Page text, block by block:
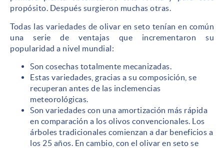
propósito. Después surgieron muchas otras.
Todas las variedades de olivar en seto tenían en común
una serie de ventajas que incrementaron su
popularidad a nivel mundial:
Son cosechas totalmente mecanizadas.
Estas variedades, gracias a su composición, se
recuperan antes de las inclemencias
meteorológicas.
Son variedades con una amortización más rápida
en comparación a los olivos convencionales. Los
árboles tradicionales comienzan a dar beneficios a
los 25 años. En cambio, con el olivar en seto se